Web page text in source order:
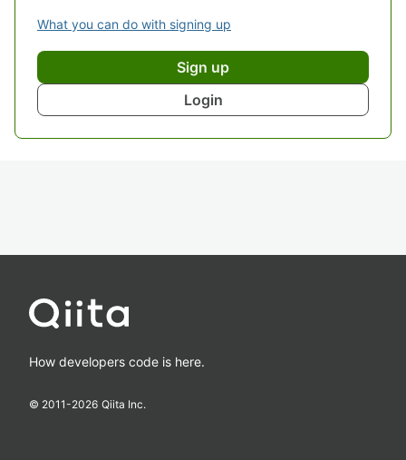
What you can do with signing up
Sign up
Login
How developers code is here.
© 2011-2026 Qiita Inc.